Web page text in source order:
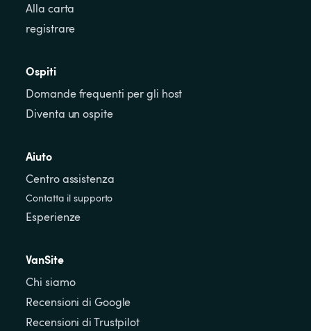
Alla carta
registrare
Ospiti
Domande frequenti per gli host
Diventa un ospite
Aiuto
Centro assistenza
Contatta il supporto
Esperienze
VanSite
Chi siamo
Recensioni di Google
Recensioni di Trustpilot